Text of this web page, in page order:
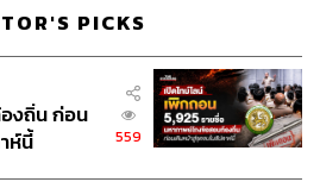
PICKS
งถิ่น ก่อน
ห์นี้
559